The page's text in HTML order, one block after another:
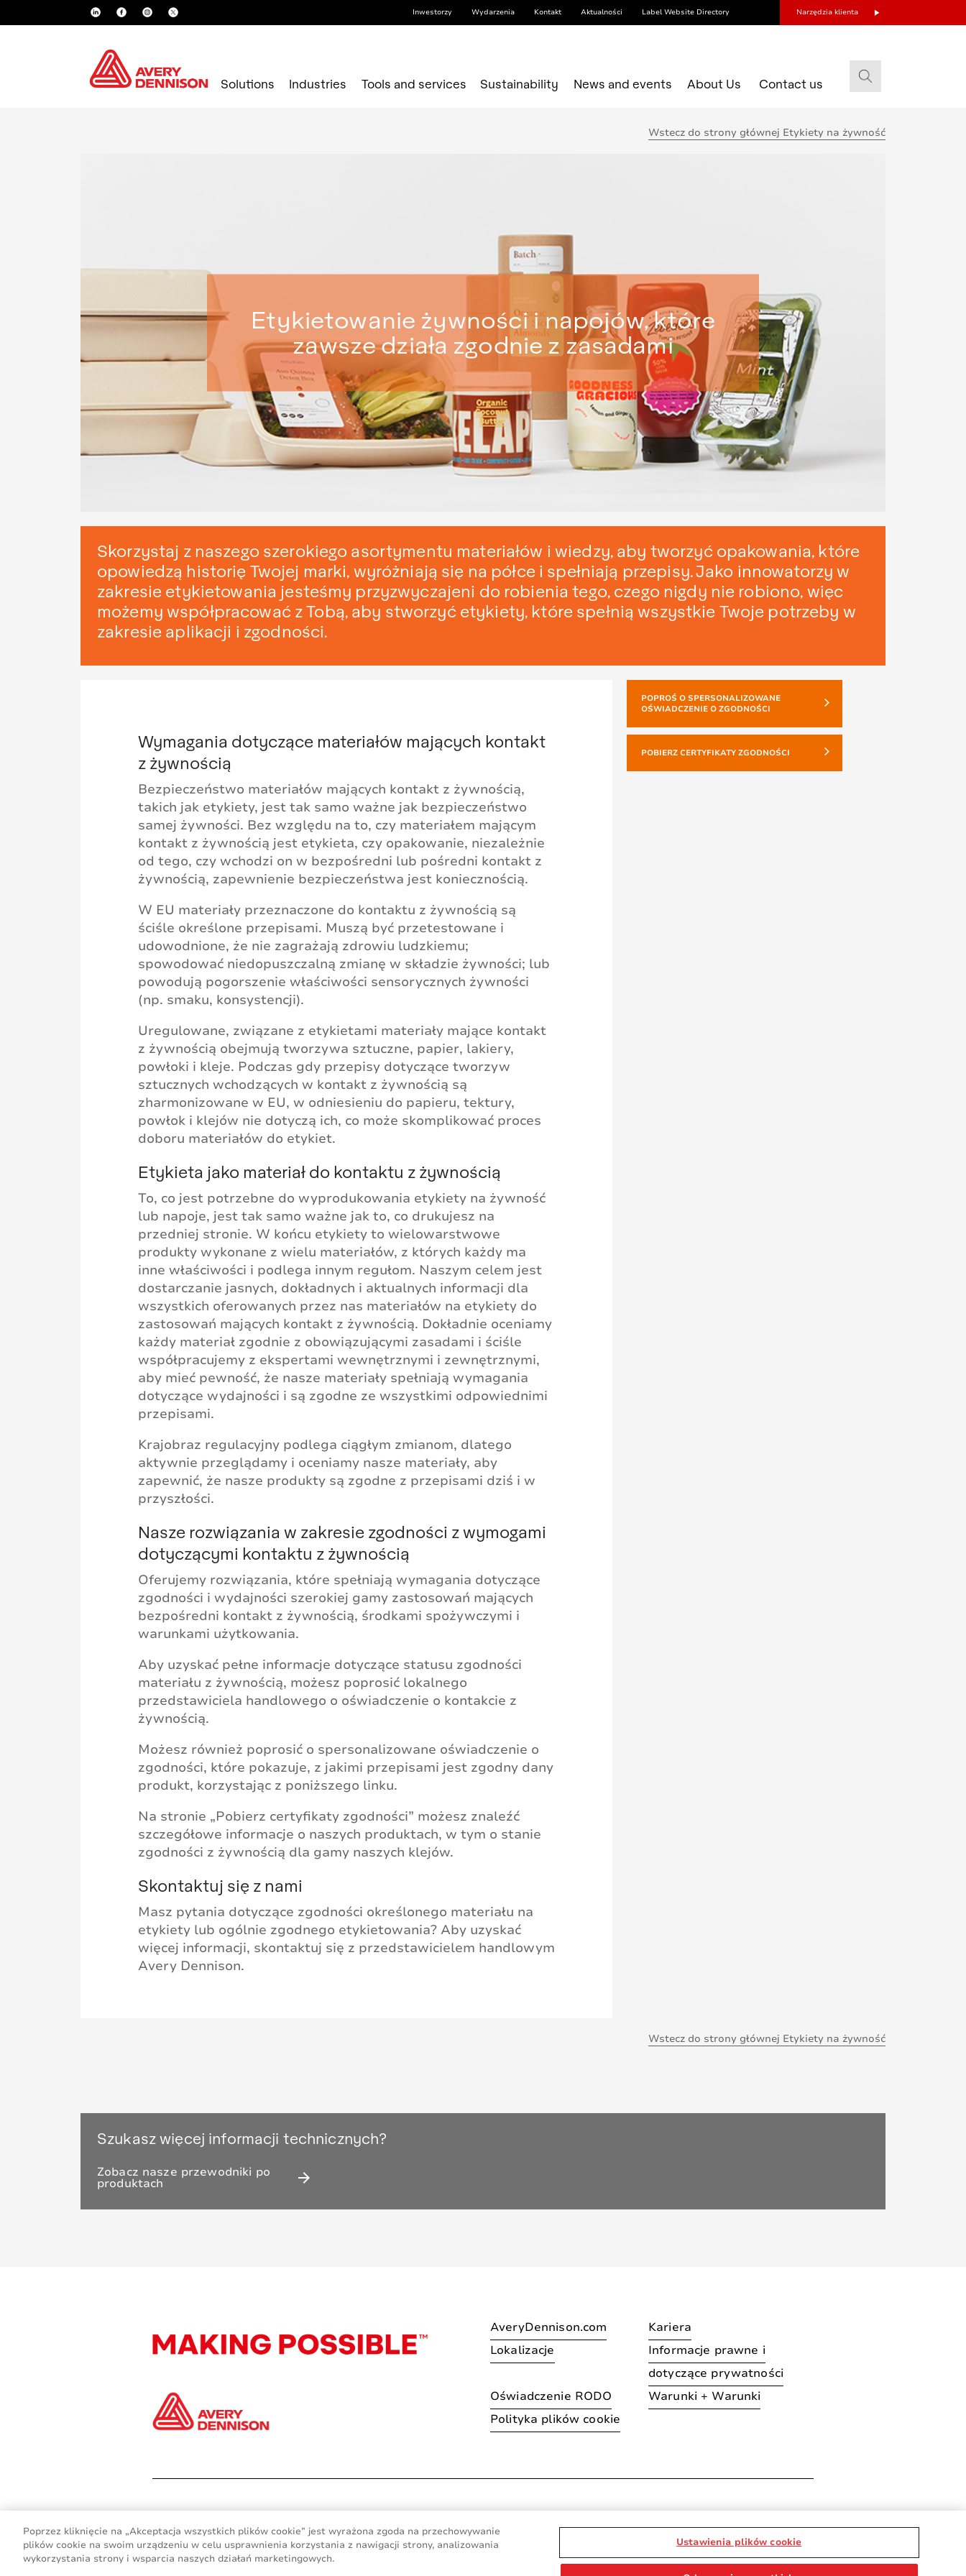
Inwestorzy Wydarzenia Kontakt Aktualności Label Website Directory Narzędzia klienta
Solutions Industries Tools and services Sustainability News and events About Us Contact us
Wstecz do strony głównej Etykiety na żywność
Etykietowanie żywności i napojów, które
zawsze działa zgodnie z zasadami
Skorzystaj z naszego szerokiego asortymentu materiałów i wiedzy, aby tworzyć opakowania, które
opowiedzą historię Twojej marki, wyróżniają się na półce i spełniają przepisy. Jako innowatorzy w
zakresie etykietowania jesteśmy przyzwyczajeni do robienia tego, czego nigdy nie robiono, więc
możemy współpracować z Tobą, aby stworzyć etykiety, które spełnią wszystkie Twoje potrzeby w
zakresie aplikacji i zgodności.
Wymagania dotyczące materiałów mających kontakt
z żywnością
Bezpieczeństwo materiałów mających kontakt z żywnością,
takich jak etykiety, jest tak samo ważne jak bezpieczeństwo
samej żywności. Bez względu na to, czy materiałem mającym
kontakt z żywnością jest etykieta, czy opakowanie, niezależnie
od tego, czy wchodzi on w bezpośredni lub pośredni kontakt z
żywnością, zapewnienie bezpieczeństwa jest koniecznością.
W EU materiały przeznaczone do kontaktu z żywnością są
ściśle określone przepisami. Muszą być przetestowane i
udowodnione, że nie zagrażają zdrowiu ludzkiemu;
spowodować niedopuszczalną zmianę w składzie żywności; lub
powodują pogorszenie właściwości sensorycznych żywności
(np. smaku, konsystencji).
Uregulowane, związane z etykietami materiały mające kontakt
z żywnością obejmują tworzywa sztuczne, papier, lakiery,
powłoki i kleje. Podczas gdy przepisy dotyczące tworzyw
sztucznych wchodzących w kontakt z żywnością są
zharmonizowane w EU, w odniesieniu do papieru, tektury,
powłok i klejów nie dotyczą ich, co może skomplikować proces
doboru materiałów do etykiet.
Etykieta jako materiał do kontaktu z żywnością
To, co jest potrzebne do wyprodukowania etykiety na żywność
lub napoje, jest tak samo ważne jak to, co drukujesz na
przedniej stronie. W końcu etykiety to wielowarstwowe
produkty wykonane z wielu materiałów, z których każdy ma
inne właściwości i podlega innym regułom. Naszym celem jest
dostarczanie jasnych, dokładnych i aktualnych informacji dla
wszystkich oferowanych przez nas materiałów na etykiety do
zastosowań mających kontakt z żywnością. Dokładnie oceniamy
każdy materiał zgodnie z obowiązującymi zasadami i ściśle
współpracujemy z ekspertami wewnętrznymi i zewnętrznymi,
aby mieć pewność, że nasze materiały spełniają wymagania
dotyczące wydajności i są zgodne ze wszystkimi odpowiednimi
przepisami.
Krajobraz regulacyjny podlega ciągłym zmianom, dlatego
aktywnie przeglądamy i oceniamy nasze materiały, aby
zapewnić, że nasze produkty są zgodne z przepisami dziś i w
przyszłości.
Nasze rozwiązania w zakresie zgodności z wymogami
dotyczącymi kontaktu z żywnością
Oferujemy rozwiązania, które spełniają wymagania dotyczące
zgodności i wydajności szerokiej gamy zastosowań mających
bezpośredni kontakt z żywnością, środkami spożywczymi i
warunkami użytkowania.
Aby uzyskać pełne informacje dotyczące statusu zgodności
materiału z żywnością, możesz poprosić lokalnego
przedstawiciela handlowego o oświadczenie o kontakcie z
żywnością.
Możesz również poprosić o spersonalizowane oświadczenie o
zgodności, które pokazuje, z jakimi przepisami jest zgodny dany
produkt, korzystając z poniższego linku.
Na stronie „Pobierz certyfikaty zgodności” możesz znaleźć
szczegółowe informacje o naszych produktach, w tym o stanie
zgodności z żywnością dla gamy naszych klejów.
Skontaktuj się z nami
Masz pytania dotyczące zgodności określonego materiału na
etykiety lub ogólnie zgodnego etykietowania? Aby uzyskać
więcej informacji, skontaktuj się z przedstawicielem handlowym
Avery Dennison.
POPROŚ O SPERSONALIZOWANE
OŚWIADCZENIE O ZGODNOŚCI
POBIERZ CERTYFIKATY ZGODNOŚCI
Wstecz do strony głównej Etykiety na żywność
Szukasz więcej informacji technicznych?
Zobacz nasze przewodniki po
produktach arrow_forward
AveryDennison.com
Kariera
Lokalizacje
Informacje prawne i
dotyczące prywatności
Oświadczenie RODO
Warunki + Warunki
Polityka plików cookie
Poprzez kliknięcie na „Akceptacja wszystkich plików cookie” jest wyrażona zgoda na przechowywanie
plików cookie na swoim urządzeniu w celu usprawnienia korzystania z nawigacji strony, analizowania
wykorzystania strony i wsparcia naszych działań marketingowych.
Ustawienia plików cookie